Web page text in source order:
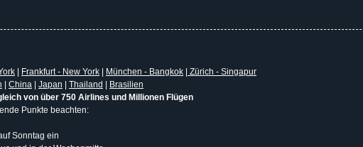
Frankfurt - New York München - Bangkok
Zürich - Singapur
China Japan Thailand
Brasilien
von über 750 Airlines und Millionen Flügen
Punkte beachten:
Sonntag ein